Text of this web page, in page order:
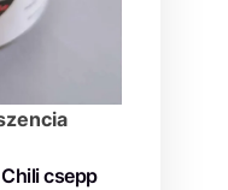
csepp